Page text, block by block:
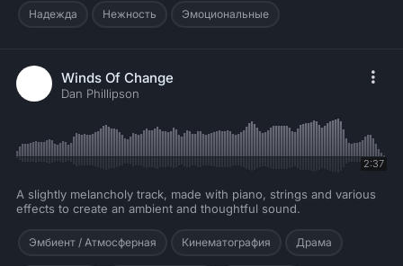
Надежда Нежность Эмоциональные
Winds Of Change
Dan Phillipson
2:37
A slightly melancholy track, made with piano, strings and various
effects to create an ambient and thoughtful sound.
Эмбиент / Атмосферная Кинематография Драма